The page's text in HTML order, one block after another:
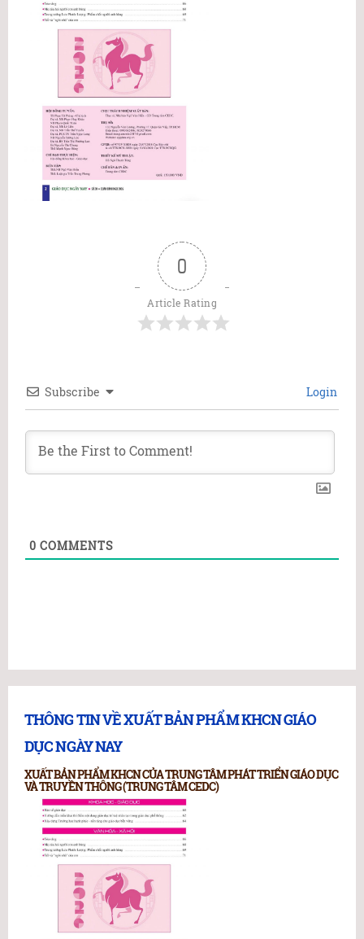
0
Article Rating
Subscribe Login
0 COMMENTS
THÔNG TIN VỀ XUẤT BẢN PHẨM KHCN GIÁO
DỤC NGÀY NAY
XUẤT BẢN PHẨM KHCN CỦA TRUNG TÂM PHÁT TRIỂN GIÁO DỤC
VÀ TRUYỀN THÔNG (TRUNG TÂM CEDC)